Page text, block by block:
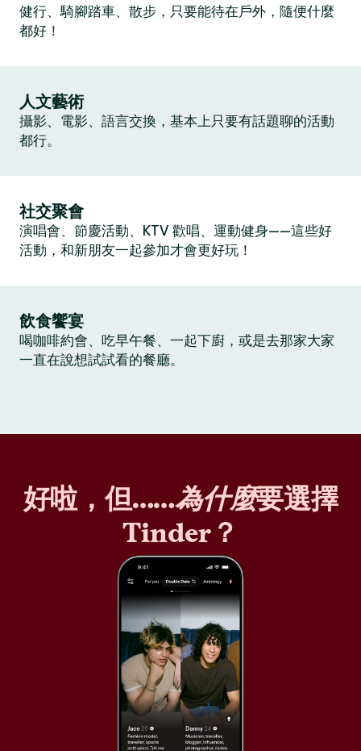
健行、騎腳踏車、散步，只要能待在戶外，隨便什麼
都好！
人文藝術
攝影、電影、語言交換，基本上只要有話題聊的活動
都行。
社交聚會
演唱會、節慶活動、KTV 歡唱、運動健身——這些好
活動，和新朋友一起參加才會更好玩！
飲食饗宴
喝咖啡約會、吃早午餐、一起下廚，或是去那家大家
一直在說想試試看的餐廳。
好啦，但……為什麼要選擇
Tinder？